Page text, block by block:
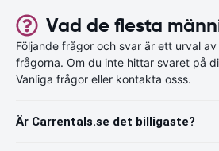
Vad de flesta
Följande frågor och svar är ett urval
frågorna. Om du inte hittar svaret på
Vanliga frågor eller kontakta osss.
Är Carrentals.se det billigaste?